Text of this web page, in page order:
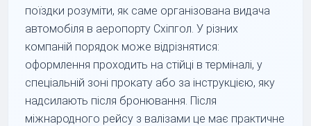
поїздки розуміти, як саме організована видача
автомобіля в аеропорту Схіпгол. У різних
компаній порядок може відрізнятися:
оформлення проходить на стійці в терміналі, у
спеціальній зоні прокату або за інструкцією, яку
надсилають після бронювання. Після
міжнародного рейсу з валізами це має практичне